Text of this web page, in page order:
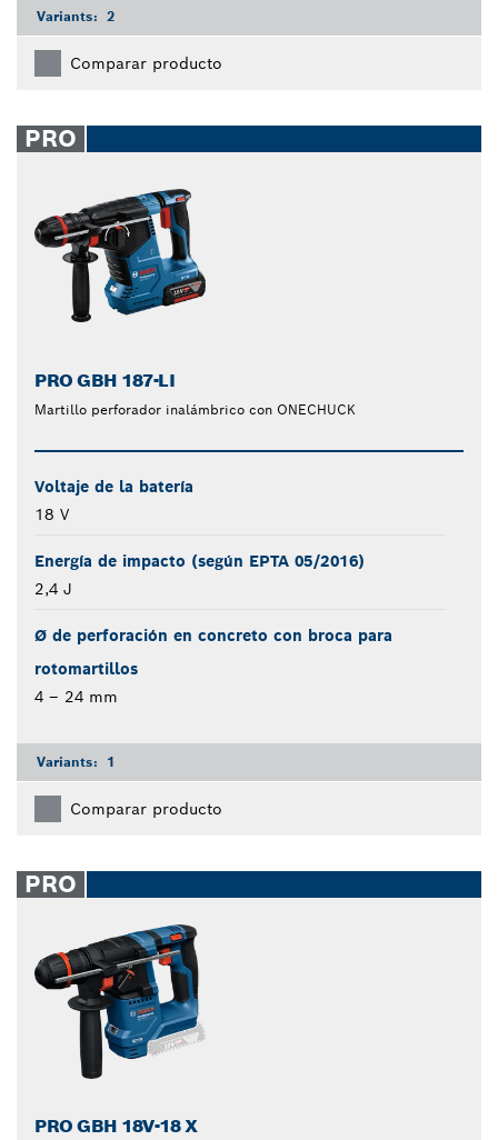
Variants: 2
Comparar producto
PRO
PRO GBH 187-LI
Martillo perforador inalámbrico con ONECHUCK
Voltaje de la batería
18 V
Energía de impacto (según EPTA 05/2016)
2,4 J
Ø de perforación en concreto con broca para
rotomartillos
4 – 24 mm
Variants: 1
Comparar producto
PRO
PRO GBH 18V-18 X